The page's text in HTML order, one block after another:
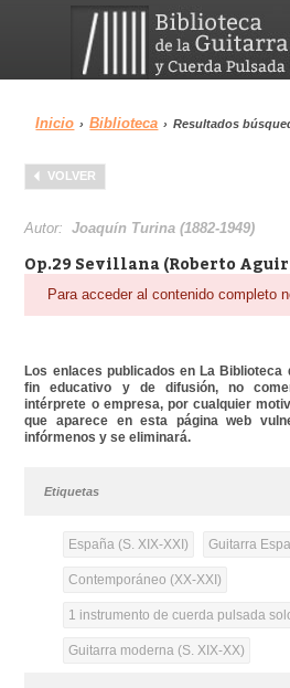
Menu
Biblioteca
Inicio › Biblioteca › Resultados
VOLVER
Autor:Joaquín Turina (1882-1949)
Op.29 Sevillana (Roberto
Para acceder al contenido completo
Los enlaces publicados en La Biblioteca
fin educativo y de difusión, no
intérprete o empresa, por cualquier
que aparece en esta página web
infórmenos y se eliminará.
Etiquetas
España (S. XIX-XXI) Guitarra
Contemporáneo (XX-XXI)
1 instrumento de cuerda pulsada
Guitarra moderna (S. XIX-XX)